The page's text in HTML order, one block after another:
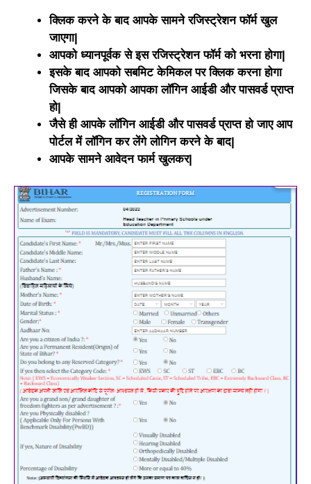
क्लिक करने के बाद आपके सामने रजिस्ट्रेशन फॉर्म खुल
जाएगा|
आपको ध्यानपूर्वक से इस रजिस्ट्रेशन फॉर्म को भरना होगा|
इसके बाद आपको सबमिट केमिकल पर क्लिक करना होगा
जिसके बाद आपको आपका लॉगिन आईडी और पासवर्ड प्राप्त
हो|
जैसे ही आपके लॉगिन आईडी और पासवर्ड प्राप्त हो जाए आप
पोर्टल में लॉगिन कर लेंगे लोगिन करने के बाद|
आपके सामने आवेदन फार्म खुलकर|